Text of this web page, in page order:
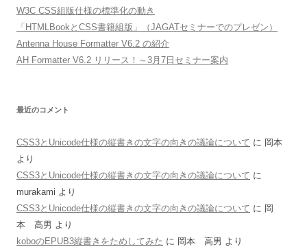
W3C CSS組版仕様の標準化の動き
「HTMLBookとCSS書籍組版」（JAGATセミナーでのプレゼン）
Antenna House Formatter V6.2 の紹介
AH Formatter V6.2 リリース！～3月7日セミナー案内
最近のコメント
CSS3とUnicode仕様の縦書きの文字の向きの議論について に 岡本
より
CSS3とUnicode仕様の縦書きの文字の向きの議論について に
murakami より
CSS3とUnicode仕様の縦書きの文字の向きの議論について に 岡
本 高男 より
koboのEPUB3縦書きをためしてみた に 岡本 高男 より